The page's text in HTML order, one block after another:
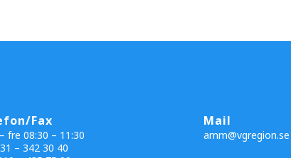
Fax
fre 08:30 – 11:30
– 342 30 40
Mail
amm@vgregion.se